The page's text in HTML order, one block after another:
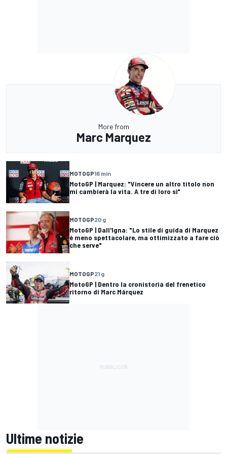
More from
Marc Marquez
MOTOGP16 min
MotoGP | Marquez: "Vincere un altro titolo non
mi cambierà la vita. A tre di loro sì"
MOTOGP20 g
MotoGP | Dall'Igna: "Lo stile di guida di Marquez
è meno spettacolare, ma ottimizzato a fare ciò
che serve"
MOTOGP21 g
MotoGP | Dentro la cronistoria del frenetico
ritorno di Marc Márquez
Ultime notizie